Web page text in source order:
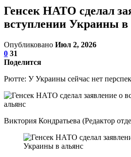
Генсек НАТО сделал
вступлении Украины в
Опубликовано Июл 2, 2026
0 31
Поделится
Рютте: У Украины сейчас нет
Виктория Кондратьева (Редактор